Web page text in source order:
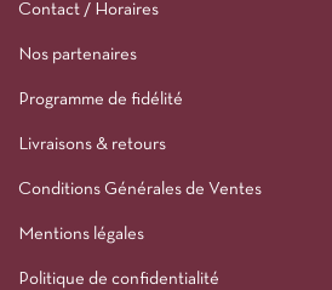
Contact / Horaires
Nos partenaires
Programme de fidélité
Livraisons & retours
Conditions Générales de Ventes
Mentions légales
Politique de confidentialité